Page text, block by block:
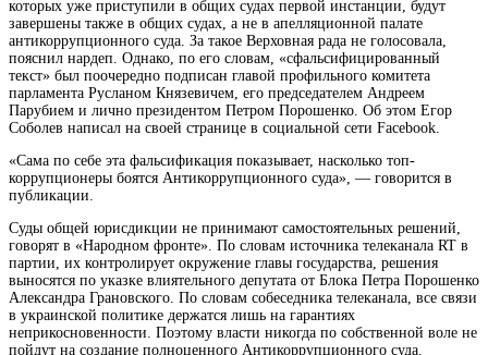
которых уже приступили в общих судах первой инстанции, будут
завершены также в общих судах, а не в апелляционной палате
антикоррупционного суда. За такое Верховная рада не голосовала,
пояснил нардеп. Однако, по его словам, «сфальсифицированный
текст» был поочередно подписан главой профильного комитета
парламента Русланом Князевичем, его председателем Андреем
Парубием и лично президентом Петром Порошенко. Об этом Егор
Соболев написал на своей странице в социальной сети Facebook.
«Сама по себе эта фальсификация показывает, насколько топ-
коррупционеры боятся Антикоррупционного суда», — говорится в
публикации.
Суды общей юрисдикции не принимают самостоятельных решений,
говорят в «Народном фронте». По словам источника телеканала RT в
партии, их контролирует окружение главы государства, решения
выносятся по указке влиятельного депутата от Блока Петра Порошенко
Александра Грановского. По словам собеседника телеканала, все связи
в украинской политике держатся лишь на гарантиях
неприкосновенности. Поэтому власти никогда по собственной воле не
пойдут на создание полноценного Антикоррупционного суда.